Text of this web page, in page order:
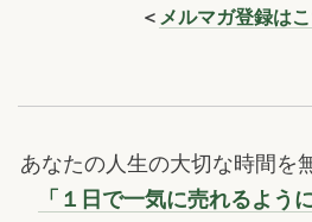
＜ メルマガ登録は
あなたの人生の大切な時間を
「１日で一気に売れるよう